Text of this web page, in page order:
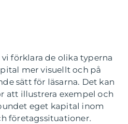
förklara de olika typerna
mer visuellt och på
sätt för läsarna. Det kan
att illustrera exempel och
eget kapital inom
företagssituationer.